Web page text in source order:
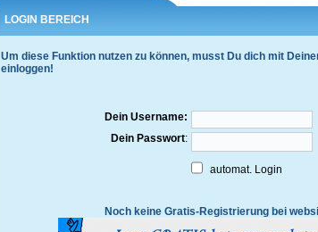
LOGIN BEREICH
Um diese Funktion nutzen zu können, musst Du dich mit
einloggen!
Dein Username:
Dein Passwort:
automat. Login
Noch keine Gratis-Registrierung bei